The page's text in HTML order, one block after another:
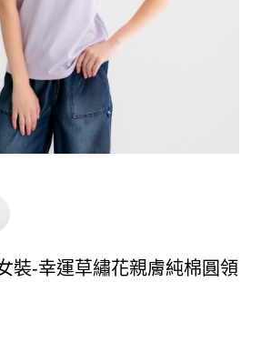
裝-幸運草繡花親膚純棉圓領